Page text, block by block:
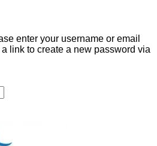
enter your username or email
link to create a new password via